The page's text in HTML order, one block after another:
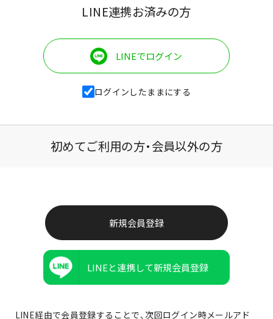
LINE連携お済みの方
LINEでログイン
ログインしたままにする
初めてご利用の方・会員以外の方
LINEと連携して新規会員登録
LINE経由で会員登録することで、次回ログイン時メールアド